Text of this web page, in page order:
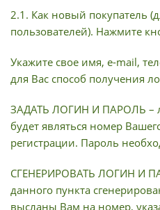
2.1. Как новый покупатель
пользователей). Нажмите
Укажите свое имя, e-mail,
для Вас способ получения
ЗАДАТЬ ЛОГИН И ПАРОЛЬ –
будет являться номер
регистрации. Пароль
СГЕНЕРИРОВАТЬ ЛОГИН И
данного пункта
высланы Вам на номер,